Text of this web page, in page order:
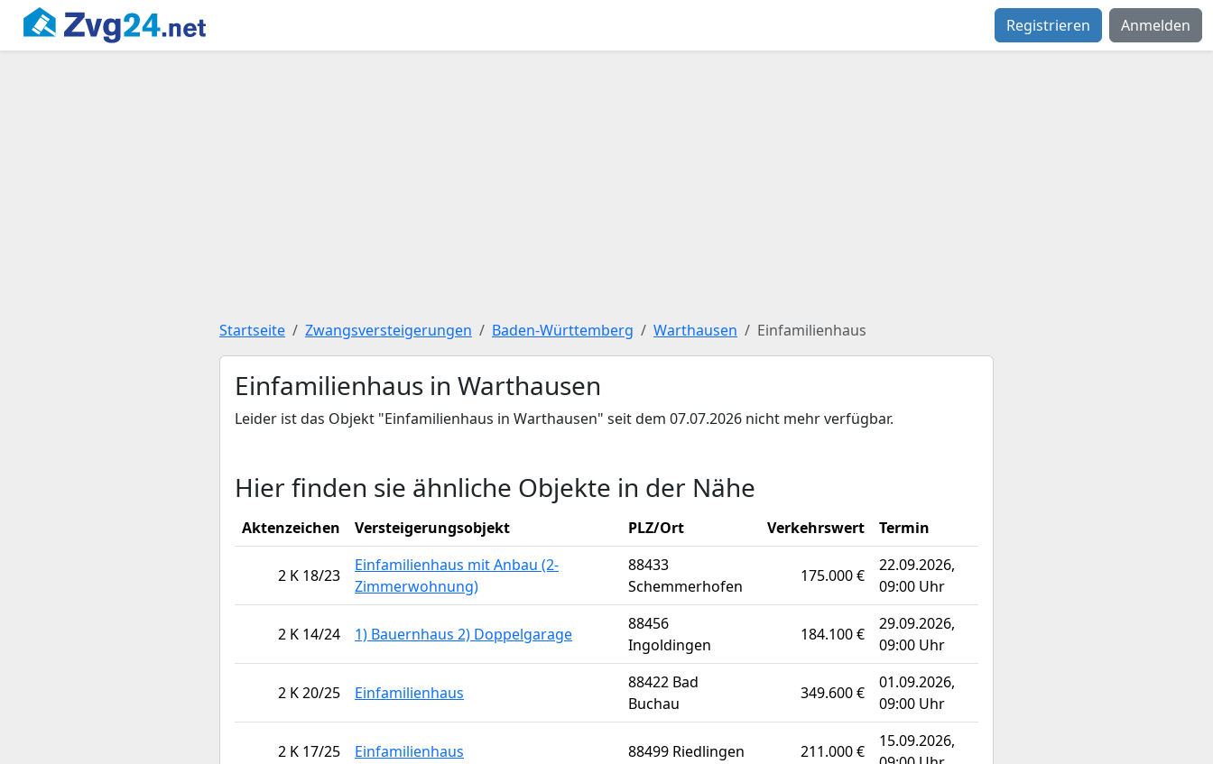
Registrieren Anmelden
Startseite Zwangsversteigerungen Baden-Württemberg Warthausen Einfamilienhaus
Einfamilienhaus in Warthausen
Leider ist das Objekt "Einfamilienhaus in Warthausen" seit dem 07.07.2026 nicht mehr verfügbar.
Hier finden sie ähnliche Objekte in der Nähe
Aktenzeichen Versteigerungsobjekt PLZ/Ort Verkehrswert Termin
2 K 18/23
Einfamilienhaus mit Anbau (2-
Zimmerwohnung)
88433
Schemmerhofen
175.000 €
22.09.2026,
09:00 Uhr
2 K 14/24 1) Bauernhaus 2) Doppelgarage
88456
Ingoldingen
184.100 €
29.09.2026,
09:00 Uhr
2 K 20/25 Einfamilienhaus
88422 Bad
Buchau
349.600 €
01.09.2026,
09:00 Uhr
2 K 17/25 Einfamilienhaus 88499 Riedlingen 211.000 €
15.09.2026,